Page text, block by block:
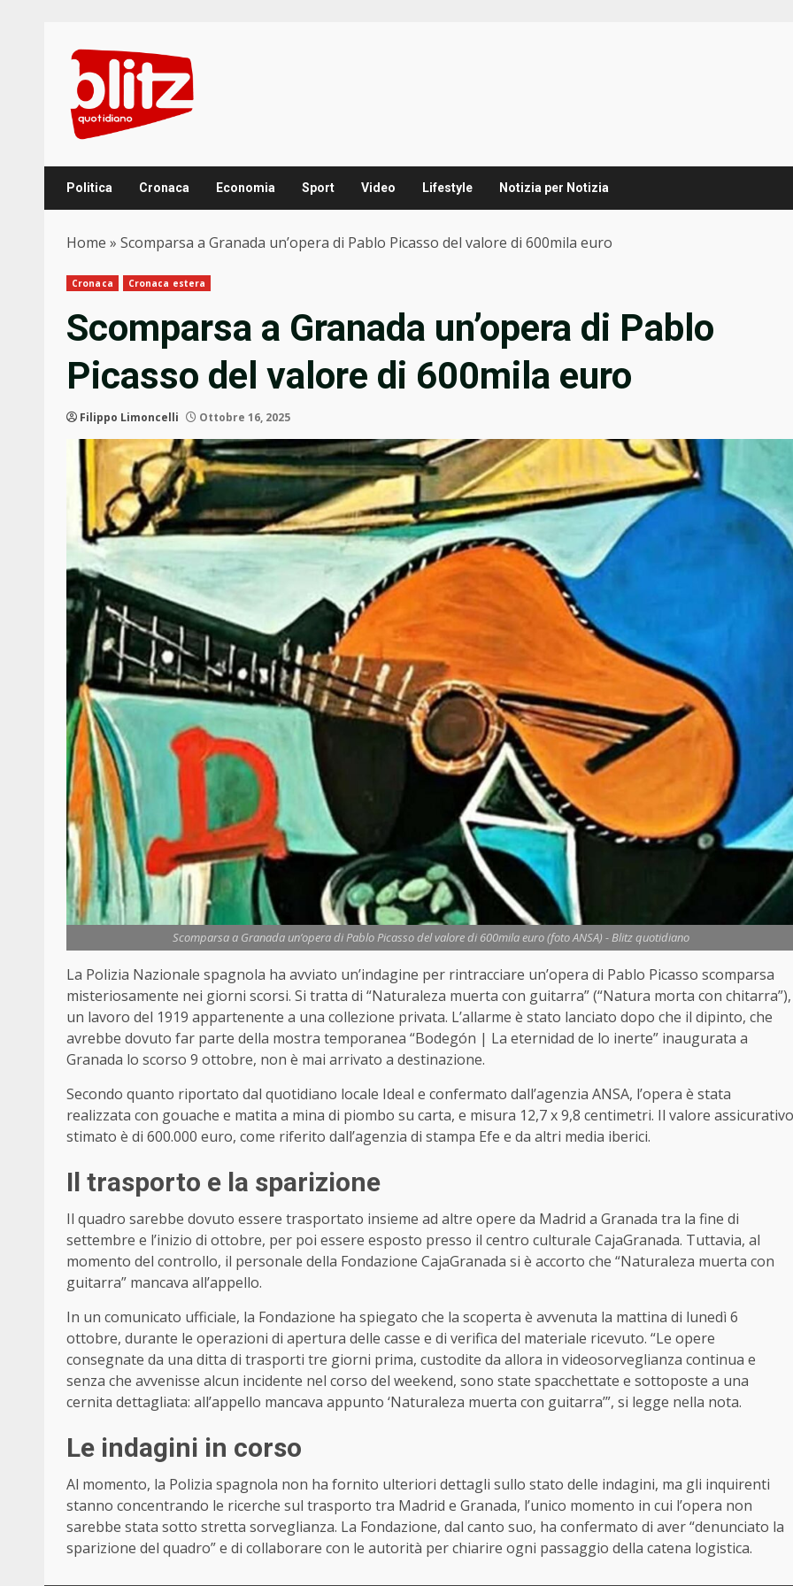
content
Politica Cronaca Economia Sport Video Lifestyle Notizia per Notizia
Home » Scomparsa a Granada un’opera di Pablo Picasso del valore di 600mila euro
Cronaca Cronaca estera
Scomparsa a Granada un’opera di Pablo
Picasso del valore di 600mila euro
Filippo Limoncelli Ottobre 16, 2025
Scomparsa a Granada un’opera di Pablo Picasso del valore di 600mila euro (foto ANSA) - Blitz quotidiano
La Polizia Nazionale spagnola ha avviato un’indagine per rintracciare un’opera di Pablo Picasso scomparsa
misteriosamente nei giorni scorsi. Si tratta di “Naturaleza muerta con guitarra” (“Natura morta con chitarra”),
un lavoro del 1919 appartenente a una collezione privata. L’allarme è stato lanciato dopo che il dipinto, che
avrebbe dovuto far parte della mostra temporanea “Bodegón | La eternidad de lo inerte” inaugurata a
Granada lo scorso 9 ottobre, non è mai arrivato a destinazione.
Secondo quanto riportato dal quotidiano locale Ideal e confermato dall’agenzia ANSA, l’opera è stata
realizzata con gouache e matita a mina di piombo su carta, e misura 12,7 x 9,8 centimetri. Il valore assicurativo
stimato è di 600.000 euro, come riferito dall’agenzia di stampa Efe e da altri media iberici.
Il trasporto e la sparizione
Il quadro sarebbe dovuto essere trasportato insieme ad altre opere da Madrid a Granada tra la fine di
settembre e l’inizio di ottobre, per poi essere esposto presso il centro culturale CajaGranada. Tuttavia, al
momento del controllo, il personale della Fondazione CajaGranada si è accorto che “Naturaleza muerta con
guitarra” mancava all’appello.
In un comunicato ufficiale, la Fondazione ha spiegato che la scoperta è avvenuta la mattina di lunedì 6
ottobre, durante le operazioni di apertura delle casse e di verifica del materiale ricevuto. “Le opere
consegnate da una ditta di trasporti tre giorni prima, custodite da allora in videosorveglianza continua e
senza che avvenisse alcun incidente nel corso del weekend, sono state spacchettate e sottoposte a una
cernita dettagliata: all’appello mancava appunto ‘Naturaleza muerta con guitarra’”, si legge nella nota.
Le indagini in corso
Al momento, la Polizia spagnola non ha fornito ulteriori dettagli sullo stato delle indagini, ma gli inquirenti
stanno concentrando le ricerche sul trasporto tra Madrid e Granada, l’unico momento in cui l’opera non
sarebbe stata sotto stretta sorveglianza. La Fondazione, dal canto suo, ha confermato di aver “denunciato la
sparizione del quadro” e di collaborare con le autorità per chiarire ogni passaggio della catena logistica.